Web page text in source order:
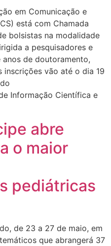
em Comunicação e
está com Chamada
bolsistas na modalidade
a pesquisadores e
de doutoramento,
inscrições vão até o dia 19
Informação Científica e
abre
o maior
pediátricas
de 23 a 27 de maio, em
que abrangerá 37